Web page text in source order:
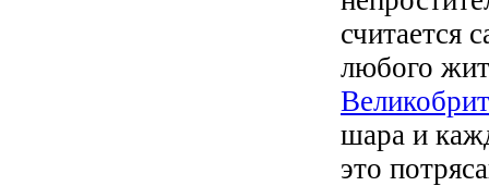
считается
любого
шара и
это